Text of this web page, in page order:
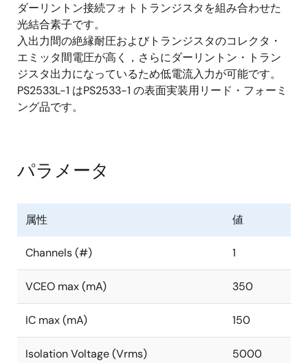
ダーリントン接続フォトトランジスタを組み合わせた
光結合素子です。
入出力間の絶縁耐圧およびトランジスタのコレクタ・
エミッタ間電圧が高く，さらにダーリントン・トラン
ジスタ出力になっているため低電流入力が可能です。
PS2533L-1 はPS2533-1 の表面実装用リード・フォーミ
ング品です。
パラメータ
属性 値
Channels (#) 1
VCEO max (mA) 350
IC max (mA) 150
Isolation Voltage (Vrms) 5000